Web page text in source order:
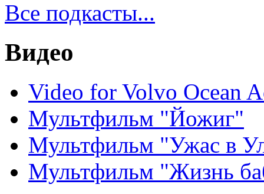
Все подкасты...
Видео
Video for Volvo Ocean
Мультфильм "Йожиг"
Мультфильм "Ужас в
Мультфильм "Жизнь